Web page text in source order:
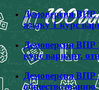
Демоверсия
языку 1 курс
Демоверсия ВПР
курс вариант,
Демоверсия
обществознанию